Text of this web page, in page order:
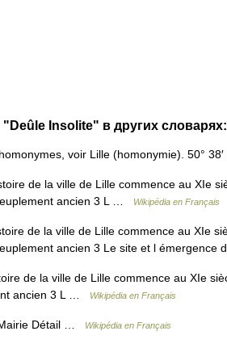
Insolite" в других словарях:
voir Lille (homonymie). 50° 38′
de la ville de Lille commence au XIe
ancien 3 L …
Wikipédia en Français
de la ville de Lille commence au XIe
ancien 3 Le site et l
de la ville de Lille commence au XIe
ancien 3 L …
Wikipédia en Français
Détail … Wikipédia en Français